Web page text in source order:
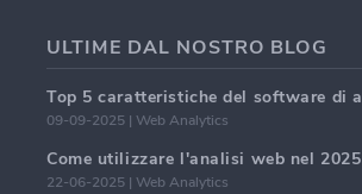
ULTIME DAL NOSTRO BLOG
09-09-2025 | Web Analytics
Come utilizzare l'analisi web nel 2025
22-06-2025 | Web Analytics